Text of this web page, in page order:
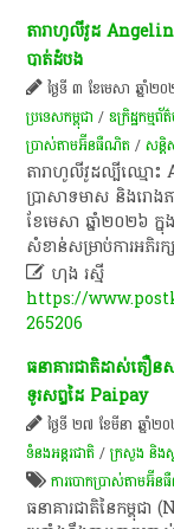
តា​រាហូ​លី​វូ​ដ​
បាត់ដំបង​
ថ្ងៃទី ៣ ខែមេសា ឆ្នាំ២
ប្រទេសកម្ពុជា /ឧក្រិដ្ឋកម្ម​ព័
ប្រាស់តាមអ៊ីនធឺណិត /សន្
តា​រាហូ​លី​វូ​ដ​ល្បីឈ្មោ
ប្រាសាទ​មាស​ និង​រោង​
ខែមេសា​ ឆ្នាំ​២០២៦​ ក្
សំខាន់​សម្រាប់​ការ​អភិរ
 ហុង រស្មី
https://
265206
ធនាគារជាតិដាស់តឿន
ទូរសព្ទដៃ Paipay
ថ្ងៃទី ២៧ ខែមីនា ឆ្នាំ២
ទំនងអន្តរជាតិ /ក្រសួង និងស្
ការបោកប្រាស់តាមអ៊ី
ធនាគារជាតិនៃកម្ពុជា